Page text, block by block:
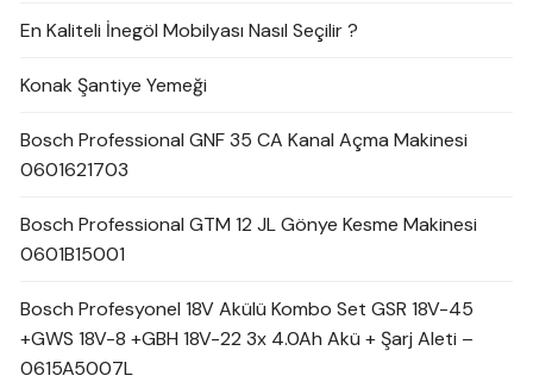
En Kaliteli İnegöl Mobilyası Nasıl Seçilir ?
Konak Şantiye Yemeği
Bosch Professional GNF 35 CA Kanal Açma Makinesi
0601621703
Bosch Professional GTM 12 JL Gönye Kesme Makinesi
0601B15001
Bosch Profesyonel 18V Akülü Kombo Set GSR 18V-45
+GWS 18V-8 +GBH 18V-22 3x 4.0Ah Akü + Şarj Aleti –
0615A5007L